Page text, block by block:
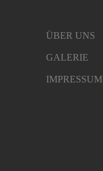
ÜBER UNS
GALERIE
IMPRESSUM